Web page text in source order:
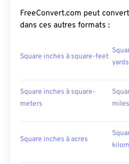
FreeConvert.com peut
dans ces autres formats :
Square inches à square-feet
yards
Square inches à square-
meters
miles
Square inches à acres